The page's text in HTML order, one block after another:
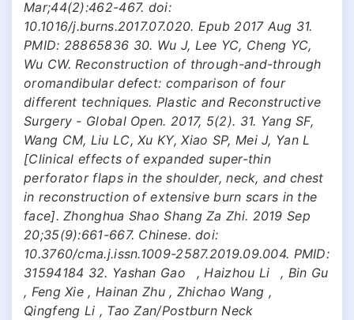
Mar;44(2):462-467. doi:
10.1016/j.burns.2017.07.020. Epub 2017 Aug 31.
PMID: 28865836 30. Wu J, Lee YC, Cheng YC,
Wu CW. Reconstruction of through-and-through
oromandibular defect: comparison of four
different techniques. Plastic and Reconstructive
Surgery - Global Open. 2017, 5(2). 31. Yang SF,
Wang CM, Liu LC, Xu KY, Xiao SP, Mei J, Yan L
[Clinical effects of expanded super-thin
perforator flaps in the shoulder, neck, and chest
in reconstruction of extensive burn scars in the
face]. Zhonghua Shao Shang Za Zhi. 2019 Sep
20;35(9):661-667. Chinese. doi:
10.3760/cma.j.issn.1009-2587.2019.09.004. PMID:
31594184 32. Yashan Gao , Haizhou Li , Bin Gu
, Feng Xie , Hainan Zhu , Zhichao Wang ,
Qingfeng Li , Tao Zan/Postburn Neck